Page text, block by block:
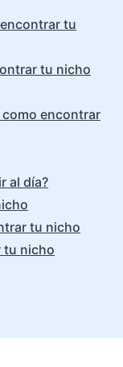
tu
tu nicho
como encontrar
al día?
tu nicho
tu nicho